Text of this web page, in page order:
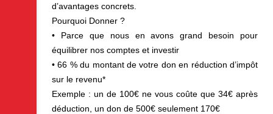
d’avantages concrets.
Pourquoi Donner ?
• Parce que nous en avons grand besoin pour
équilibrer nos comptes et investir
• 66 % du montant de votre don en réduction d’impôt
sur le revenu*
Exemple : un de 100€ ne vous coûte que 34€ après
déduction, un don de 500€ seulement 170€